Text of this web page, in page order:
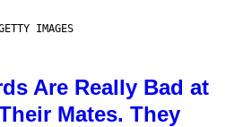
IMAGES
Are Really Bad at
Mates. They